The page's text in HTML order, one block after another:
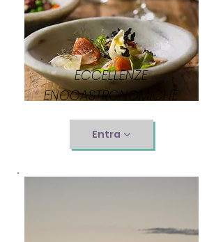
ECCELLENZE
ENOGASTRONOMICHE
Entra